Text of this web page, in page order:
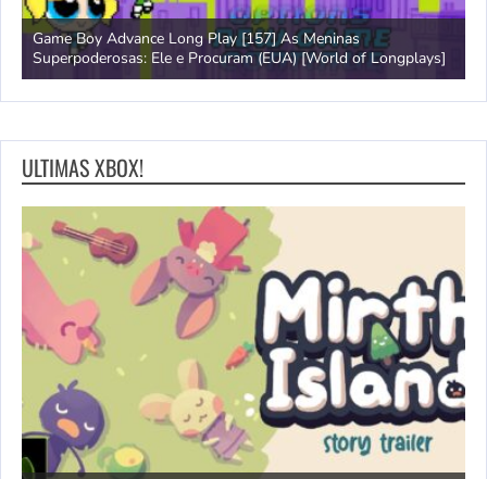
Game Boy Advance Long Play [157] As Meninas
Superpoderosas: Ele e Procuram (EUA) [World of Longplays]
ULTIMAS XBOX!